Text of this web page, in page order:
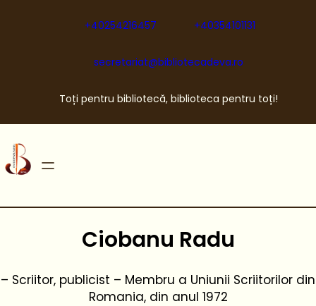
+40254216457 +40354101131
secretariat@bibliotecadeva.ro
Toți pentru bibliotecă, biblioteca pentru toți!
Ciobanu Radu
– Scriitor, publicist – Membru a Uniunii Scriitorilor din
Romania, din anul 1972